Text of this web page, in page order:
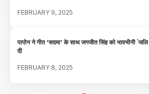
FEBRUARY 9, 2025
पापोन ने गीत ‘सदमा’ के साथ जगजीत सिंह को भावभीनी ंजलि
दी
FEBRUARY 8, 2025